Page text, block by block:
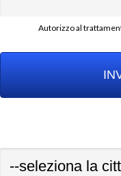
Autorizzo al